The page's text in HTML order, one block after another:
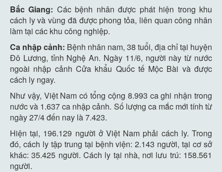
Bắc Giang: Các bệnh nhân được phát hiện trong khu
cách ly và vùng đã được phong tỏa, liên quan công nhân
làm tại các khu công nghiệp.
Ca nhập cảnh: Bệnh nhân nam, 38 tuổi, địa chỉ tại huyện
Đô Lương, tỉnh Nghệ An. Ngày 11/6, người này từ nước
ngoài nhập cảnh Cửa khẩu Quốc tế Mộc Bài và được
cách ly ngay.
Như vậy, Việt Nam có tổng cộng 8.993 ca ghi nhận trong
nước và 1.637 ca nhập cảnh. Số lượng ca mắc mới tính từ
ngày 27/4 đến nay là 7.423.
Hiện tại, 196.129 người ở Việt Nam phải cách ly. Trong
đó, cách ly tập trung tại bệnh viện: 2.143 người, tại cơ sở
khác: 35.425 người. Cách ly tại nhà, nơi lưu trú: 158.561
người.